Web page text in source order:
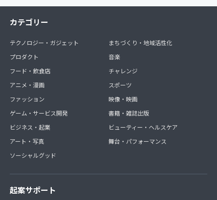
カテゴリー
テクノロジー・ガジェット
プロダクト
フード・飲食店
アニメ・漫画
ファッション
ゲーム・サービス開発
ビジネス・起業
アート・写真
ソーシャルグッド
まちづくり・地域活性化
音楽
チャレンジ
スポーツ
映像・映画
書籍・雑誌出版
ビューティー・ヘルスケア
舞台・パフォーマンス
起案サポート